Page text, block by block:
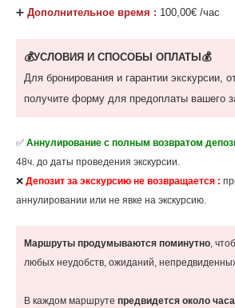
‌➕ Дополнительное время : 100,00€ /час
💰УСЛОВИЯ И СПОСОБЫ ОПЛАТЫ💰
Для бронирования и гарантии экскурсии,
получите форму для предоплаты вашего
✅ Аннулирование с полным возвратом
48ч. до даты проведения экскурсии.
❌ Депозит за экскурсию не возвращается :
аннулировании или не явке на экскурсию.
Маршруты продумываются поминутно,
любых неудобств, ожиданий,
В каждом маршруте предвидется около